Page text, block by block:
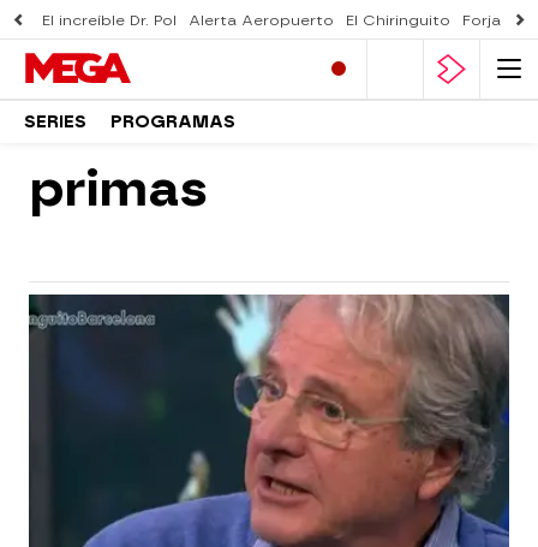
El increíble Dr. Pol Alerta Aeropuerto El Chiringuito Forjado
SERIES PROGRAMAS
primas